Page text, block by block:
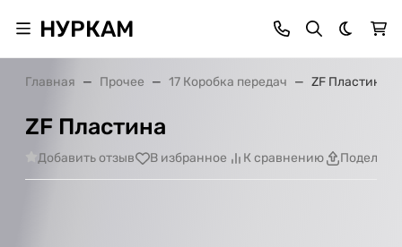
НУРКАМ Темная
Главная Прочее 17 Коробка передач ZF Пластина
ZF Пластина
Добавить отзыв В избранное К сравнению